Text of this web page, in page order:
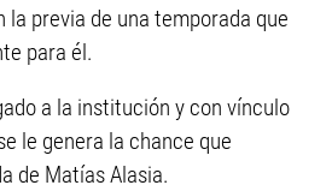
la previa de una temporada que
para él.
a la institución y con vínculo
le genera la chance que
de Matías Alasia.